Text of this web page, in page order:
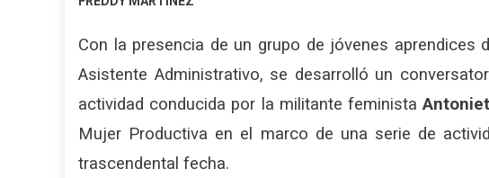
Con la presencia de un grupo de jóvenes
Asistente Administrativo, se desarrolló un
actividad conducida por la militante feminista
Mujer Productiva en el marco de una serie de
trascendental fecha.